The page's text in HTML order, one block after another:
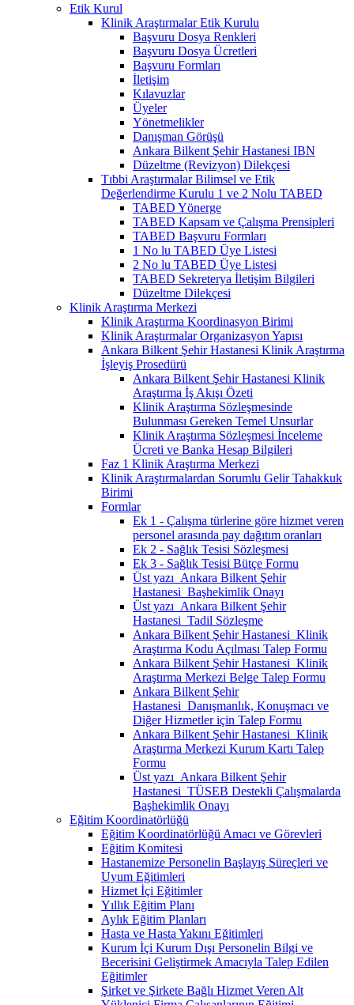
Etik Kurul
Klinik Araştırmalar Etik Kurulu
Başvuru Dosya Renkleri
Başvuru Dosya Ücretleri
Başvuru Formları
İletişim
Kılavuzlar
Üyeler
Yönetmelikler
Danışman Görüşü
Ankara Bilkent Şehir Hastanesi IBN
Düzeltme (Revizyon) Dilekçesi
Tıbbi Araştırmalar Bilimsel ve Etik
Değerlendirme Kurulu 1 ve 2 Nolu TABED
TABED Yönerge
TABED Kapsam ve Çalışma Prensipleri
TABED Başvuru Formları
1 No lu TABED Üye Listesi
2 No lu TABED Üye Listesi
TABED Sekreterya İletişim Bilgileri
Düzeltme Dilekçesi
Klinik Araştırma Merkezi
Klinik Araştırma Koordinasyon Birimi
Klinik Araştırmalar Organizasyon Yapısı
Ankara Bilkent Şehir Hastanesi Klinik Araştırma
İşleyiş Prosedürü
Ankara Bilkent Şehir Hastanesi Klinik
Araştırma İş Akışı Özeti
Klinik Araştırma Sözleşmesinde
Bulunması Gereken Temel Unsurlar
Klinik Araştırma Sözleşmesi İnceleme
Ücreti ve Banka Hesap Bilgileri
Faz 1 Klinik Araştırma Merkezi
Klinik Araştırmalardan Sorumlu Gelir Tahakkuk
Birimi
Formlar
Ek 1 - Çalışma türlerine göre hizmet veren
personel arasında pay dağıtım oranları
Ek 2 - Sağlık Tesisi Sözleşmesi
Ek 3 - Sağlık Tesisi Bütçe Formu
Üst yazı_Ankara Bilkent Şehir
Hastanesi_Başhekimlik Onayı
Üst yazı_Ankara Bilkent Şehir
Hastanesi_Tadil Sözleşme
Ankara Bilkent Şehir Hastanesi_Klinik
Araştırma Kodu Açılması Talep Formu
Ankara Bilkent Şehir Hastanesi_Klinik
Araştırma Merkezi Belge Talep Formu
Ankara Bilkent Şehir
Hastanesi_Danışmanlık, Konuşmacı ve
Diğer Hizmetler için Talep Formu
Ankara Bilkent Şehir Hastanesi_Klinik
Araştırma Merkezi Kurum Kartı Talep
Formu
Üst yazı_Ankara Bilkent Şehir
Hastanesi_TÜSEB Destekli Çalışmalarda
Başhekimlik Onayı
Eğitim Koordinatörlüğü
Eğitim Koordinatörlüğü Amacı ve Görevleri
Eğitim Komitesi
Hastanemize Personelin Başlayış Süreçleri ve
Uyum Eğitimleri
Hizmet İçi Eğitimler
Yıllık Eğitim Planı
Aylık Eğitim Planları
Hasta ve Hasta Yakını Eğitimleri
Kurum İçi Kurum Dışı Personelin Bilgi ve
Becerisini Geliştirmek Amacıyla Talep Edilen
Eğitimler
Şirket ve Şirkete Bağlı Hizmet Veren Alt